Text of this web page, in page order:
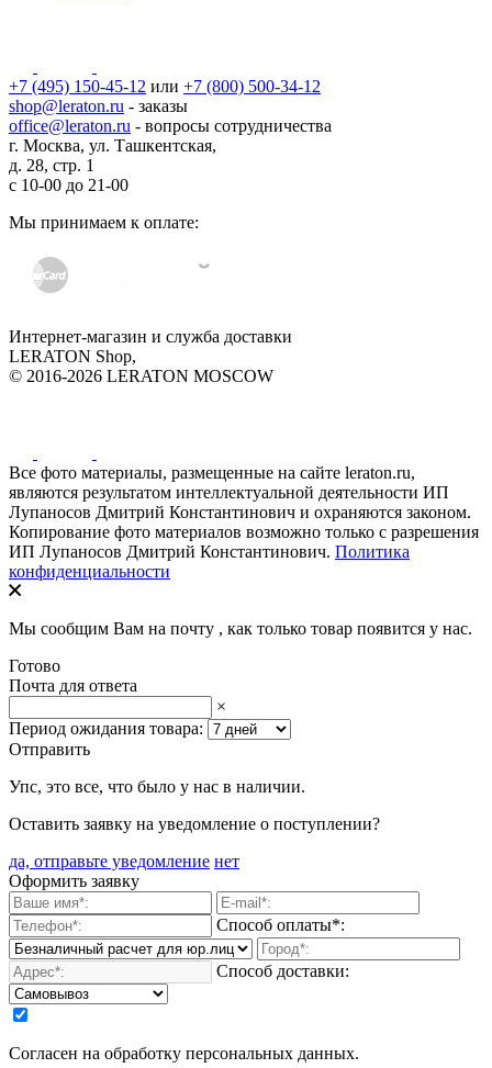
+7 (495) 150-45-12 или +7 (800) 500-34-12
shop@leraton.ru - заказы
office@leraton.ru - вопросы сотрудничества
г. Москва, ул. Ташкентская,
д. 28, стр. 1
с 10-00 до 21-00
Мы принимаем к оплате:
Интернет-магазин и служба доставки
LERATON Shop,
© 2016-2026 LERATON MOSCOW
Все фото материалы, размещенные на сайте leraton.ru,
являются результатом интеллектуальной деятельности ИП
Лупаносов Дмитрий Константинович и охраняются законом.
Копирование фото материалов возможно только с разрешения
ИП Лупаносов Дмитрий Константинович. Политика
конфиденциальности
Мы сообщим Вам на почту , как только товар появится у нас.
Готово
Почта для ответа
×
Период ожидания товара:
Отправить
Упс, это все, что было у нас в наличии.
Оставить заявку на уведомление о поступлении?
да, отправьте уведомление нет
Оформить заявку
Способ оплаты*:
Способ доставки:
Согласен на обработку персональных данных.